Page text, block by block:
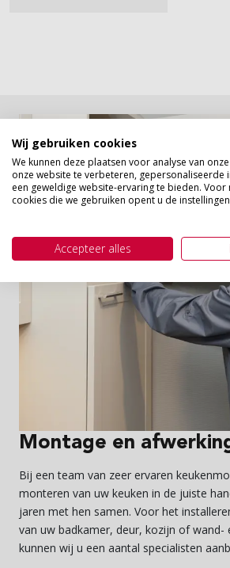
Montage en
Bij een team van zeer ervaren
monteren van uw keuken in de juiste
jaren met hen samen. Voor het
van uw badkamer, deur, kozijn of wand-
kunnen wij u een aantal specialisten
Wij gebruiken cookies
We kunnen deze plaatsen voor analyse van
onze website te verbeteren, gepersonaliseerde
een geweldige website-ervaring te bieden.
cookies die we gebruiken opent u de
Accepteer alles